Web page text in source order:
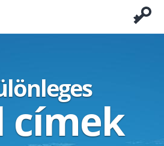
címek